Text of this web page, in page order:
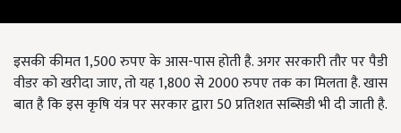
इसकी कीमत 1,500 रुपए के आस-पास होती है. अगर सरकारी तौर पर पैडी
वीडर को खरीदा जाए, तो यह 1,800 से 2000 रुपए तक का मिलता है. खास
बात है कि इस कृषि यंत्र पर सरकार द्वारा 50 प्रतिशत सब्सिडी भी दी जाती है.